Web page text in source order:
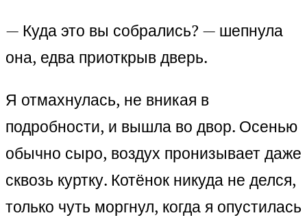
— Куда это вы собрались? — шепнула
она, едва приоткрыв дверь.
Я отмахнулась, не вникая в
подробности, и вышла во двор. Осенью
обычно сыро, воздух пронизывает даже
сквозь куртку. Котёнок никуда не делся,
только чуть моргнул, когда я опустилась